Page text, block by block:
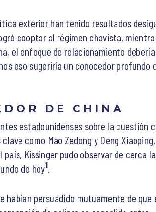
exterior han tenido resultados
cooptar al régimen chavista,
el enfoque de relacionamiento
eso sugeriría un conocedor profundo
DE CHINA
estadounidenses sobre la cuestión
como Mao Zedong y Deng
Kissinger pudo observar de cerca la
de hoy1.
habían persuadido mutuamente de que